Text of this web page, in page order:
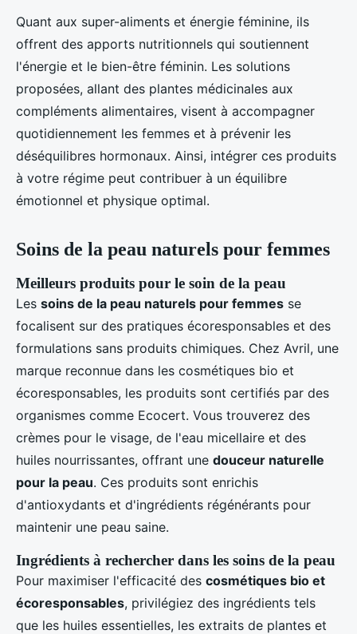
Quant aux super-aliments et énergie féminine, ils
offrent des apports nutritionnels qui soutiennent
l'énergie et le bien-être féminin. Les solutions
proposées, allant des plantes médicinales aux
compléments alimentaires, visent à accompagner
quotidiennement les femmes et à prévenir les
déséquilibres hormonaux. Ainsi, intégrer ces produits
à votre régime peut contribuer à un équilibre
émotionnel et physique optimal.
Soins de la peau naturels pour femmes
Meilleurs produits pour le soin de la peau
Les soins de la peau naturels pour femmes se
focalisent sur des pratiques écoresponsables et des
formulations sans produits chimiques. Chez Avril, une
marque reconnue dans les cosmétiques bio et
écoresponsables, les produits sont certifiés par des
organismes comme Ecocert. Vous trouverez des
crèmes pour le visage, de l'eau micellaire et des
huiles nourrissantes, offrant une douceur naturelle
pour la peau. Ces produits sont enrichis
d'antioxydants et d'ingrédients régénérants pour
maintenir une peau saine.
Ingrédients à rechercher dans les soins de la peau
Pour maximiser l'efficacité des cosmétiques bio et
écoresponsables, privilégiez des ingrédients tels
que les huiles essentielles, les extraits de plantes et